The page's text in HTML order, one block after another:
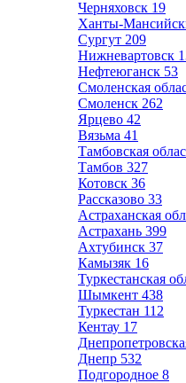
Черняховск 19
Ханты-
Сургут 209
Нижневартовск
Нефтеюганск 53
Смоленская
Смоленск 262
Ярцево 42
Вязьма 41
Тамбовская
Тамбов 327
Котовск 36
Рассказово 33
Астраханская
Астрахань 399
Ахтубинск 37
Камызяк 16
Туркестанская
Шымкент 438
Туркестан 112
Кентау 17
Днепр 532
Подгородное 8